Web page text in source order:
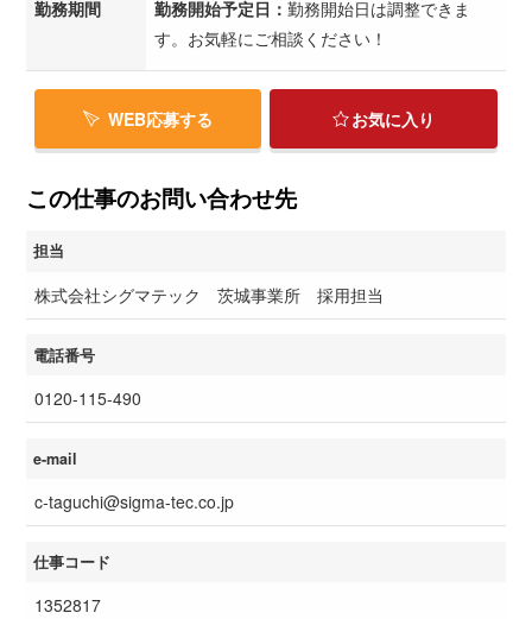
勤務期間 勤務開始予定日： 勤務開始日は調整できま
す。お気軽にご相談ください！
WEB応募する お気に入り
この仕事のお問い合わせ先
担当
株式会社シグマテック 茨城事業所 採用担当
電話番号
0120-115-490
e-mail
c-taguchi@sigma-tec.co.jp
仕事コード
1352817